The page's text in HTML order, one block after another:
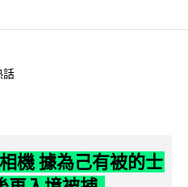
話
機 據為己有被的士